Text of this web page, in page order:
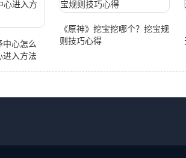
中心怎么
进入方法
《原神》挖宝挖哪个？挖宝规
则技巧心得